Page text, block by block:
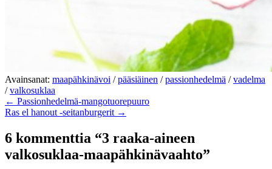
Avainsanat: maapähkinävoi /pääsiäinen /passionhedelmä /vadelma
/valkosuklaa
← Passionhedelmä-mangotuorepuuro
Ras el hanout -seitanburgerit →
6 kommenttia “3 raaka-aineen
valkosuklaa-maapähkinävaahto”